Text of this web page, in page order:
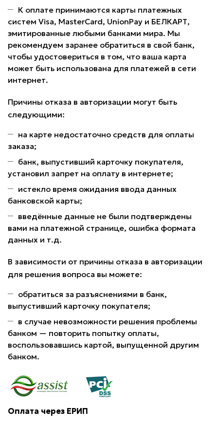
К оплате принимаются карты платежных
систем Visa, MasterCard, UnionPay и БЕЛКАРТ,
эмитированные любыми банками мира. Мы
рекомендуем заранее обратиться в свой банк,
чтобы удостовериться в том, что ваша карта
может быть использована для платежей в сети
интернет.
Причины отказа в авторизации могут быть
следующими:
на карте недостаточно средств для оплаты
заказа;
банк, выпустивший карточку покупателя,
установил запрет на оплату в интернете;
истекло время ожидания ввода данных
банковской карты;
введённые данные не были подтверждены
вами на платежной странице, ошибка формата
данных и т.д.
В зависимости от причины отказа в авторизации
для решения вопроса вы можете:
обратиться за разъяснениями в банк,
выпустивший карточку покупателя;
в случае невозможности решения проблемы
банком — повторить попытку оплаты,
воспользовавшись картой, выпущенной другим
банком.
Оплата через ЕРИП